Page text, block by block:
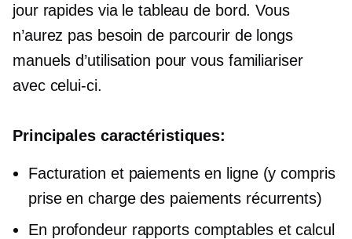
jour rapides via le tableau de bord. Vous
n’aurez pas besoin de parcourir de longs
manuels d’utilisation pour vous familiariser
avec celui-ci.
Principales caractéristiques:
Facturation et paiements en ligne (y compris
prise en charge des paiements récurrents)
En profondeurrapports comptables et calcul